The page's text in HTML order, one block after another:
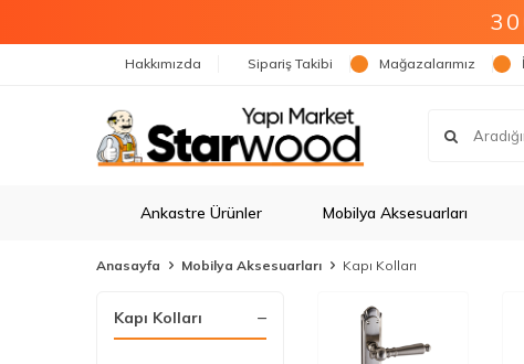
Hakkımızda Sipariş Takibi Mağazalarımız
Ankastre Ürünler Mobilya Aksesuarları
Anasayfa Mobilya Aksesuarları Kapı Kolları
Kapı Kolları